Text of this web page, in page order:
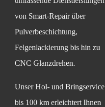
von Smart-Repair über
Pulverbeschichtung,
Felgenlackierung bis hin zu
CNC Glanzdrehen.
Unser Hol- und Bringservice
bis 100 km erleichtert Ihnen